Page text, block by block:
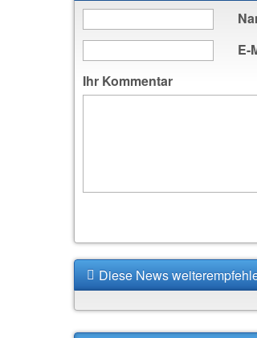
E-
Ihr Kommentar
Diese News